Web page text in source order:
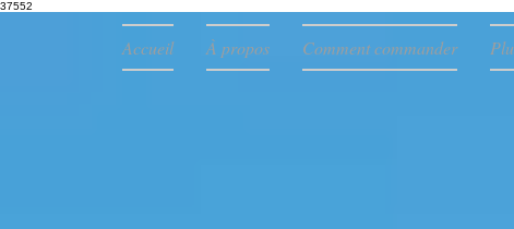
37552
Accueil À propos Comment commander